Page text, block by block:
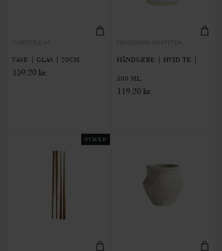
GLBOTTLE-M
VASE | GLAS | 20CM
159.20 kr.
HANDSOAP-WHITETEA
HÅNDSÆBE | HVID TE |
500 ML
119.20 kr.
NYHED